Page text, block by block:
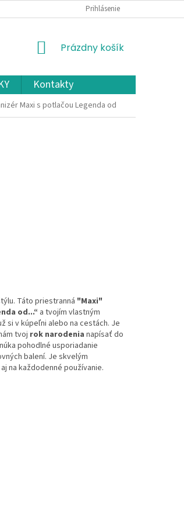
OCHRANA OSOBNÝCH ÚDAJOV A COOKIES
Prihlásenie
NÁKUPNÝ
Prázdny košík
Kontakty
Maxi s potlačou Legenda od
Táto priestranná "Maxi"
od...“ a tvojím vlastným
si v kúpeľni alebo na cestách. Je
tvoj rok narodenia napísať do
pohodlné usporiadanie
balení. Je skvelým
na každodenné používanie.